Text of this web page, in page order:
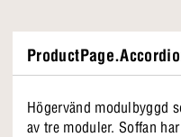
Högervänd modulbyggd
av tre moduler. Soffan